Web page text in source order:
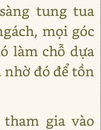
tung tua
mọi góc
làm chỗ dựa
đó để tồn
tham gia vào